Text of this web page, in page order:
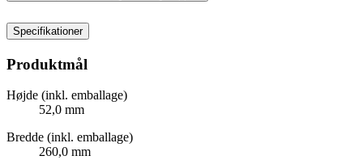
Specifikationer
Produktmål
Højde (inkl. emballage)
52,0 mm
Bredde (inkl. emballage)
260,0 mm